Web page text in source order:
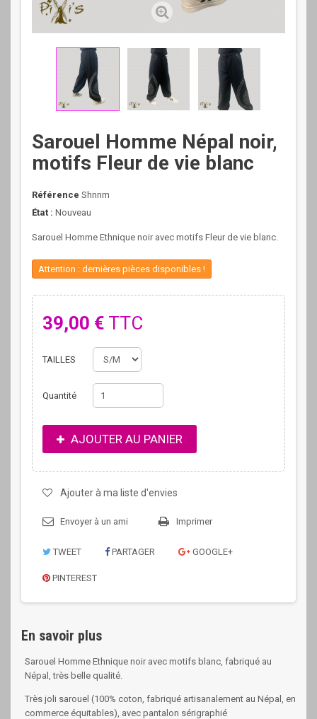
Sarouel Homme Népal noir,
motifs Fleur de vie blanc
Référence Shnnm
État : Nouveau
Sarouel Homme Ethnique noir avec motifs Fleur de vie blanc.
Attention : dernières pièces disponibles !
39,00 € TTC
TAILLES
Quantité
AJOUTER AU PANIER
Ajouter à ma liste d'envies
Envoyer à un ami Imprimer
TWEET PARTAGER GOOGLE+
PINTEREST
En savoir plus
Sarouel Homme Ethnique noir avec motifs blanc, fabriqué au
Népal, très belle qualité.
Très joli sarouel (100% coton, fabriqué artisanalement au Népal, en
commerce équitables), avec pantalon sérigraphié